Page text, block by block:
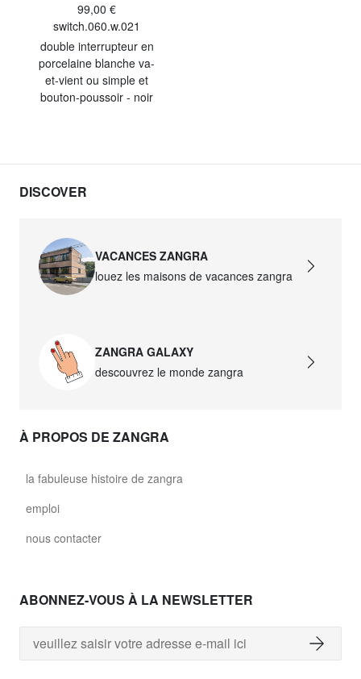
99,00 €
switch.060.w.021
double interrupteur en
porcelaine blanche va-
et-vient ou simple et
bouton-poussoir - noir
DISCOVER
VACANCES ZANGRA
louez les maisons de vacances zangra
ZANGRA GALAXY
descouvrez le monde zangra
À PROPOS DE ZANGRA
la fabuleuse histoire de zangra
emploi
nous contacter
ABONNEZ-VOUS À LA NEWSLETTER